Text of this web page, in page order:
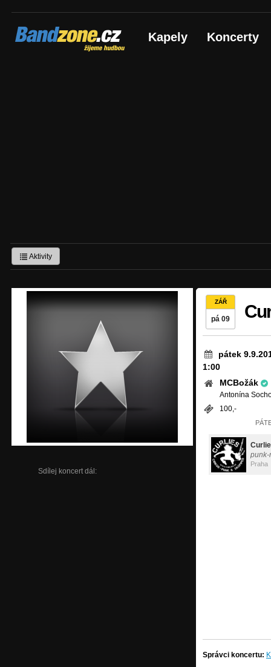
Bandzone.cz
žijeme hudbou Kapely Koncerty
Aktivity
Sdílej koncert dál:
ZÁŘ
pá 09
pátek
1:00
MCBožák
Antonína
100,-
punk-
Praha
Správci koncertu: